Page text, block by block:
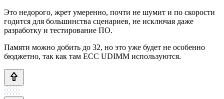
Это недорого, жрет умеренно, почти не шумит и по скорости
годится для большинства сценариев, не исключая даже
разработку и тестирование ПО.
Памяти можно добить до 32, но это уже будет не особенно
бюджетно, так как там ECC UDIMM используются.